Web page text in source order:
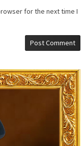
for the next time I